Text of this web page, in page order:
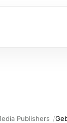
Publishers